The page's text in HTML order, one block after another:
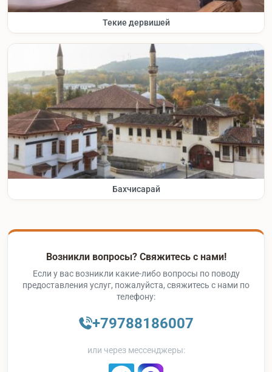
Текие дервишей
Бахчисарай
Возникли вопросы? Свяжитесь с нами!
Если у вас возникли какие-либо вопросы по поводу
предоставления услуг, пожалуйста, свяжитесь с нами по
телефону:
+79788186007
или через мессенджеры: